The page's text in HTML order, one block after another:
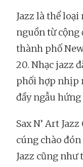
Jazz là thể
nguồn từ cộng
thành phố
20. Nhạc jazz
phối hợp nhịp
đầy ngẫu hứng
Sax N’ Art
cúng chào
Jazz cũng